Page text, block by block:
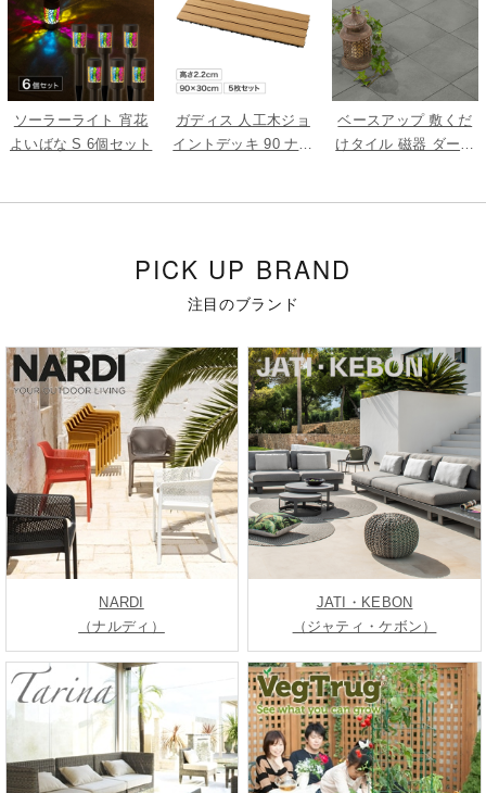
ソーラーライト 宵花
よいばな S 6個セット
ガディス 人工木ジョ
イントデッキ 90 ナチ
ベースアップ 敷くだ
けタイル 磁器 ダーク
PICK UP BRAND
注目のブランド
NARDI
（ナルディ）
JATI・KEBON
（ジャティ・ケボン）